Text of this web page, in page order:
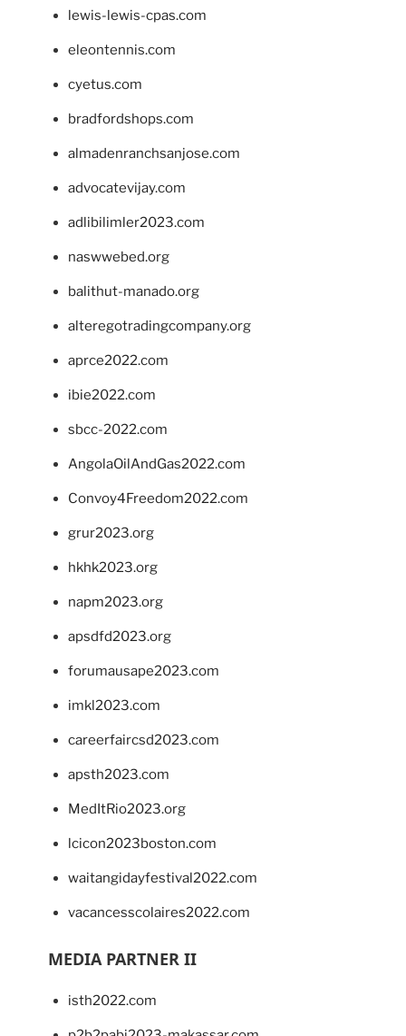
lewis-lewis-cpas.com
eleontennis.com
cyetus.com
bradfordshops.com
almadenranchsanjose.com
advocatevijay.com
adlibilimler2023.com
naswwebed.org
balithut-manado.org
alteregotradingcompany.org
aprce2022.com
ibie2022.com
sbcc-2022.com
AngolaOilAndGas2022.com
Convoy4Freedom2022.com
grur2023.org
hkhk2023.org
napm2023.org
apsdfd2023.org
forumausape2023.com
imkl2023.com
careerfaircsd2023.com
apsth2023.com
MedItRio2023.org
lcicon2023boston.com
waitangidayfestival2022.com
vacancesscolaires2022.com
MEDIA PARTNER II
isth2022.com